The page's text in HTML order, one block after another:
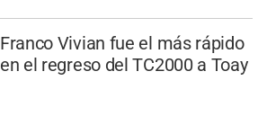
Franco Vivian fue el más rápido
en el regreso del TC2000 a Toay